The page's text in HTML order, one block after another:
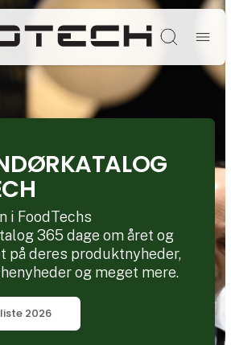
Søg
i FoodTechs
365 dage om året og
på deres produktnyheder,
og meget mere.
2026